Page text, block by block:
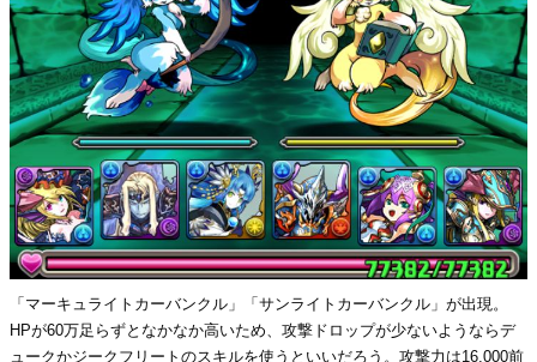
「マーキュライトカーバンクル」「サンライトカーバンクル」が出現。
HPが60万足らずとなかなか高いため、攻撃ドロップが少ないようならデ
ュークかジークフリートのスキルを使うといいだろう。攻撃力は16,000前